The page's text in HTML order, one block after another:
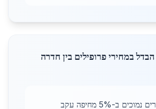
במחירי פרופילים בין חדרה
בחדרה מחירים נמוכים ב-5% מחיפה עקב